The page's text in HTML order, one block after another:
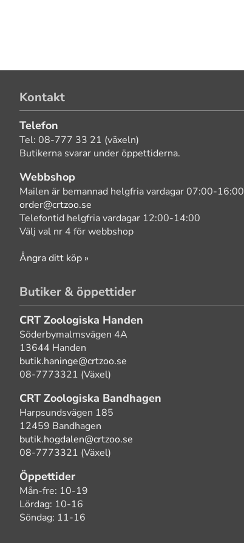
Kontakt
Telefon
Tel: 08-777 33 21 (växeln)
Butikerna svarar under öppettiderna.
Webbshop
Mailen är bemannad helgfria vardagar 07:00-16:00
order@crtzoo.se
Telefontid helgfria vardagar 12:00-14:00
Välj val nr 4 för webbshop
Ångra ditt köp »
Butiker & öppettider
CRT Zoologiska Handen
Söderbymalmsvägen 4A
13644 Handen
butik.haninge@crtzoo.se
08-7773321 (Växel)
CRT Zoologiska Bandhagen
Harpsundsvägen 185
12459 Bandhagen
butik.hogdalen@crtzoo.se
08-7773321 (Växel)
Öppettider
Mån-fre: 10-19
Lördag: 10-16
Söndag: 11-16